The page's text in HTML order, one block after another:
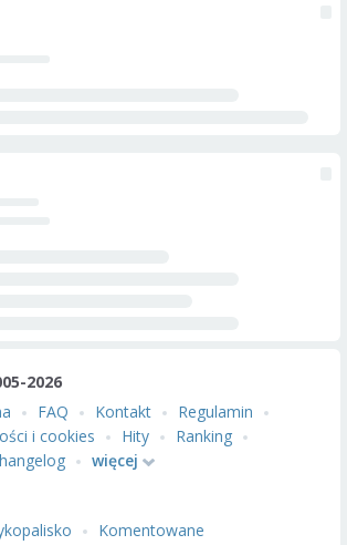
2026
FAQ Kontakt
Regulamin
i cookies
Hity
Ranking
więcej
Komentowane